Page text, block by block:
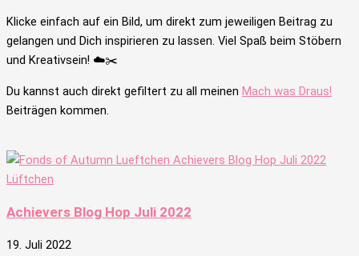
Klicke einfach auf ein Bild, um direkt zum jeweiligen Beitrag zu
gelangen und Dich inspirieren zu lassen. Viel Spaß beim Stöbern
und Kreativsein! ☁️✂️
Du kannst auch direkt gefiltert zu all meinen Mach was Draus!
Beiträgen kommen.
Achievers Blog Hop Juli 2022
19. Juli 2022